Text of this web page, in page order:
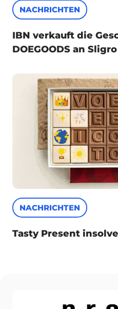
NACHRICHTEN
IBN verkauft die
DOEGOODS an Sligro
NACHRICHTEN
Tasty Present